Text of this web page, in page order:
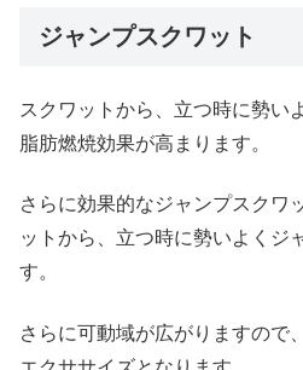
ジャンプスクワット
スクワットから、立つ時に勢い
脂肪燃焼効果が高まります。
さらに効果的なジャンプスクワ
ットから、立つ時に勢いよくジ
す。
さらに可動域が広がりますので